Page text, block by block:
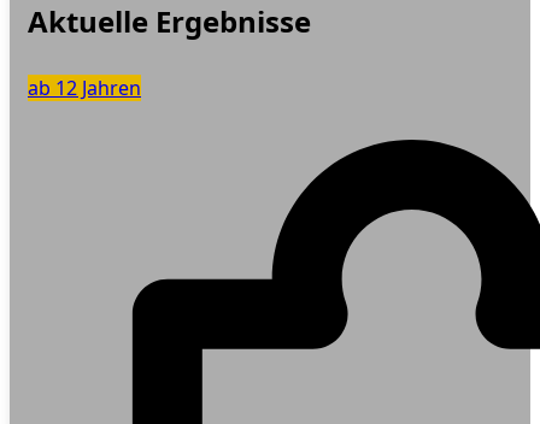
Aktuelle Ergebnisse
ab 12 Jahren